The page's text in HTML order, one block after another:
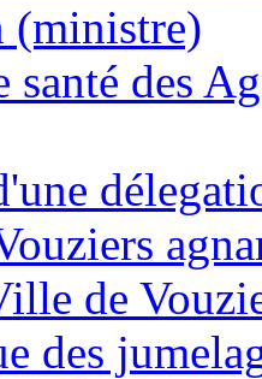
(ministre)
santé des
de
des